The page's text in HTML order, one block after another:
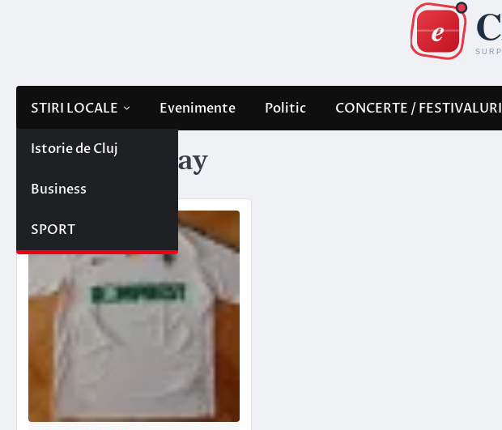
STIRI LOCALE
Istorie de Cluj
Business
SPORT
Evenimente Politic CONCERTE / FESTIVALURI
Etichetă: ebay